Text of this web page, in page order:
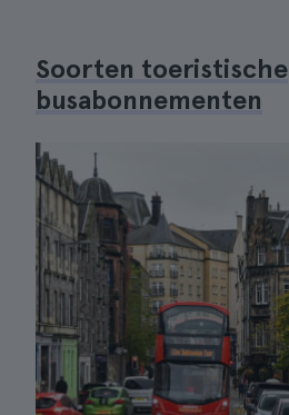
Soorten toeristische
busabonnementen